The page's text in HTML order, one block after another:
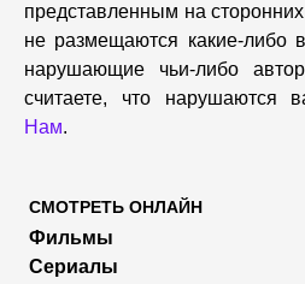
представленным на
не размещаются какие-либо
нарушающие чьи-либо
считаете, что нарушаются
Нам.
СМОТРЕТЬ ОНЛАЙН
Фильмы
Сериалы